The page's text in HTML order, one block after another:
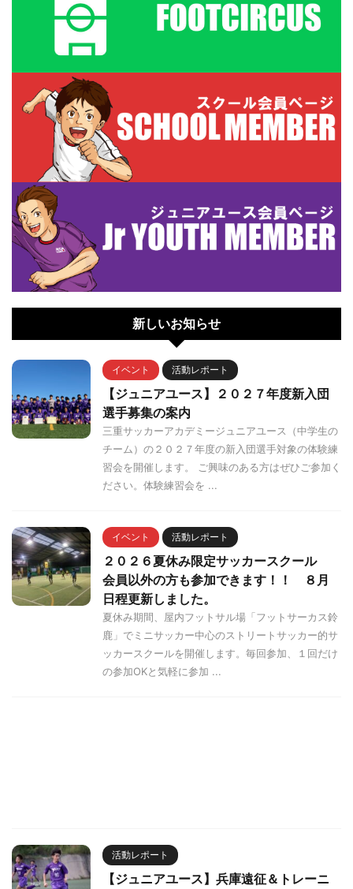
新しいお知らせ
イベント 活動レポート
【ジュニアユース】２０２７年度新入団
選手募集の案内
三重サッカーアカデミージュニアユース（中学生の
チーム）の２０２７年度の新入団選手対象の体験練
習会を開催します。 ご興味のある方はぜひご参加く
ださい。体験練習会を ...
イベント 活動レポート
２０２６夏休み限定サッカースクール
会員以外の方も参加できます！！ ８月
日程更新しました。
夏休み期間、屋内フットサル場「フットサーカス鈴
鹿」でミニサッカー中心のストリートサッカー的サ
ッカースクールを開催します。毎回参加、１回だけ
の参加OKと気軽に参加 ...
活動レポート
【ジュニアユース】兵庫遠征＆トレーニ